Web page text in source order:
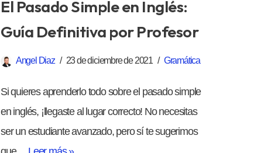
El Pasado Simple en Inglés:
Guía Definitiva por Profesor
Angel Diaz 23 de diciembre de 2021 Gramática
Si quieres aprenderlo todo sobre el pasado simple
en inglés, ¡llegaste al lugar correcto! No necesitas
ser un estudiante avanzado, pero sí te sugerimos